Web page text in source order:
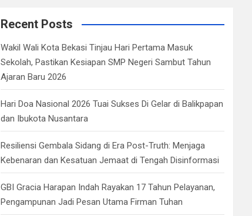
c
Recent Posts
Wakil Wali Kota Bekasi Tinjau Hari Pertama Masuk
Sekolah, Pastikan Kesiapan SMP Negeri Sambut Tahun
Ajaran Baru 2026
Hari Doa Nasional 2026 Tuai Sukses Di Gelar di Balikpapan
dan Ibukota Nusantara
Resiliensi Gembala Sidang di Era Post-Truth: Menjaga
Kebenaran dan Kesatuan Jemaat di Tengah Disinformasi
GBI Gracia Harapan Indah Rayakan 17 Tahun Pelayanan,
Pengampunan Jadi Pesan Utama Firman Tuhan